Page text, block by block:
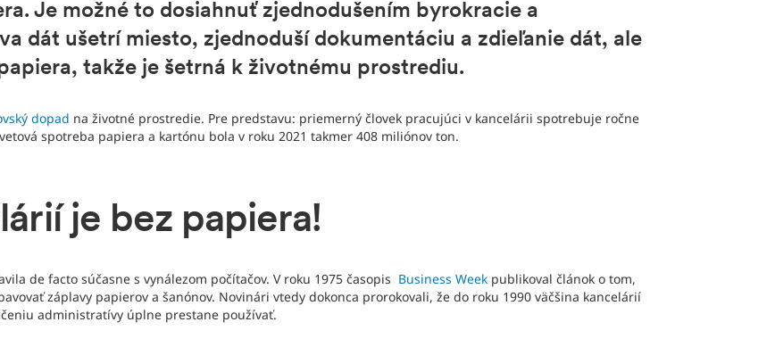
Je možné to dosiahnuť zjednodušením byrokracie a
dát ušetrí miesto, zjednoduší dokumentáciu a zdieľanie dát, ale
takže je šetrná k životnému prostrediu.
dopad na životné prostredie. Pre predstavu: priemerný človek pracujúci v kancelárii spotrebuje ročne
spotreba papiera a kartónu bola v roku 2021 takmer 408 miliónov ton.
je bez papiera!
de facto súčasne s vynálezom počítačov. V roku 1975 časopis Business Week publikoval článok o tom,
záplavy papierov a šanónov. Novinári vtedy dokonca prorokovali, že do roku 1990 väčšina kancelárií
administratívy úplne prestane používať.